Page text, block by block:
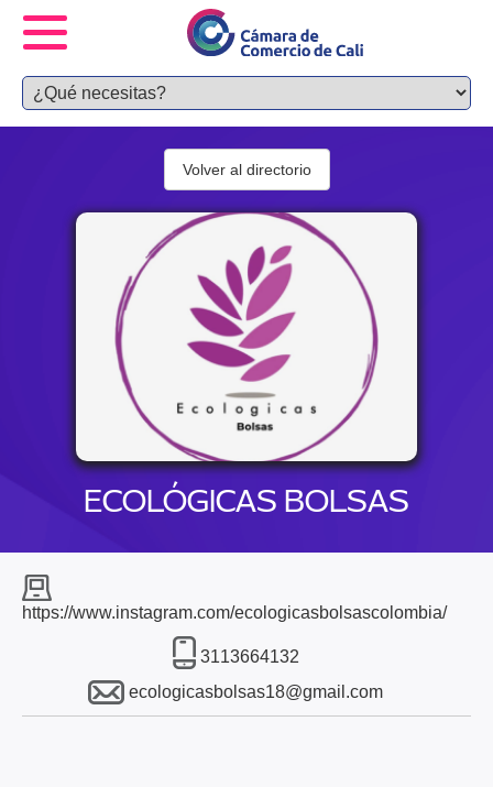
ECOLÓGICAS BOLSAS
Volver al directorio
https://www.instagram.com/ecologicasbolsascolombia/
3113664132
ecologicasbolsas18@gmail.com